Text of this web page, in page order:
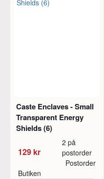
Caste Enclaves - Small
Transparent Energy
Shields (6)
129 kr
2 på
postorder
Butiken
Postorder